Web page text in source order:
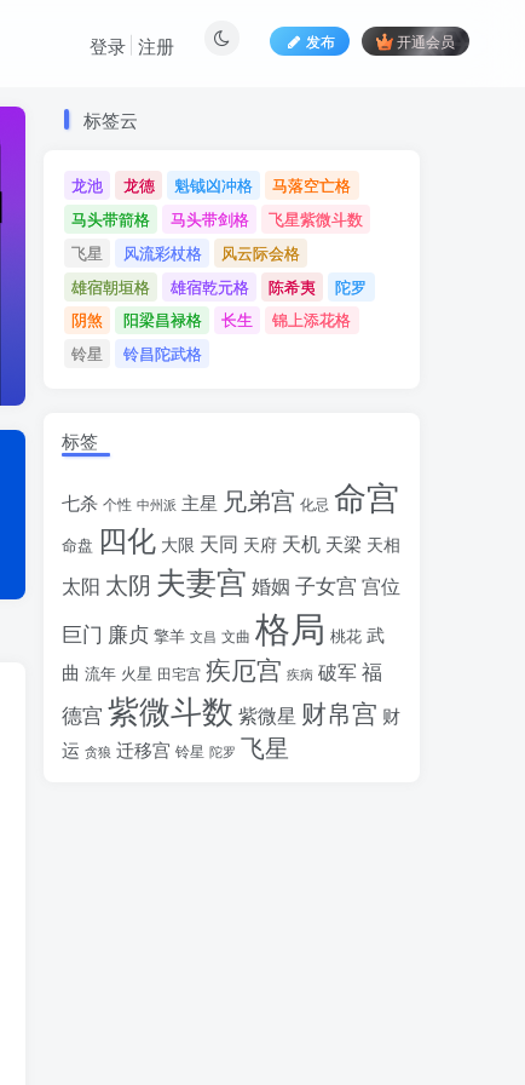
发布 开通会员
登录 注册
标签云
龙池 龙德 魁钺凶冲格
马落空亡格
马头带箭格
马头带剑格
飞星紫微斗数
飞星
风流彩杖格
风云际会格
雄宿朝垣格
雄宿乾元格 陈希夷
陀罗
阴煞
阳梁昌禄格 长生
锦上添花格
铃星
铃昌陀武格
标签云
龙池 龙德 魁钺凶冲格
马落空亡格
马头带箭格
马头带剑格
飞星紫微斗数
飞星
风流彩杖格
风云际会格
雄宿朝垣格
雄宿乾元格 陈希夷
陀罗
阴煞
阳梁昌禄格 长生
锦上添花格
铃星
铃昌陀武格
标签
七杀 个性 中州派 主星 兄弟宫 化忌 命宫
命盘 四化 大限 天同 天府 天机 天梁 天相
太阳 太阴 夫妻宫 婚姻 子女宫 宫位
巨门 廉贞 擎羊 文昌 文曲 格局 桃花 武
曲 流年 火星 田宅宫 疾厄宫 疾病 破军福
德宫 紫微斗数 紫微星 财帛宫 财
运 贪狼 迁移宫 铃星 陀罗 飞星